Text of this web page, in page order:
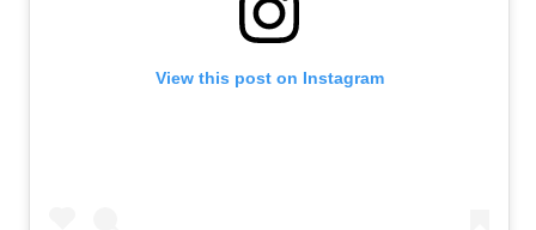
View this post on Instagram